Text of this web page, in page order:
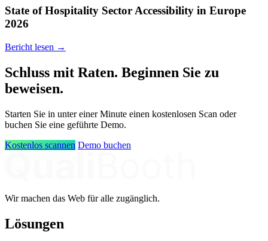
State of Hospitality Sector Accessibility in Europe
2026
Bericht lesen →
Schluss mit Raten. Beginnen Sie zu
beweisen.
Starten Sie in unter einer Minute einen kostenlosen Scan oder
buchen Sie eine geführte Demo.
Kostenlos scannen Demo buchen
Wir machen das Web für alle zugänglich.
Lösungen